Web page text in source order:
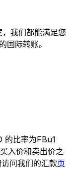
我们都能满足您
国际转账。
的比率为FBu1
入价和卖出价之
问我们的汇款页